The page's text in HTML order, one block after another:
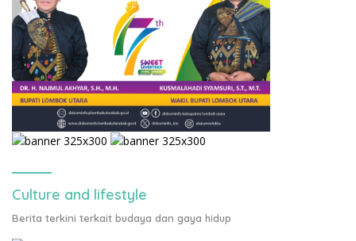
Culture and lifestyle
Berita terkini terkait budaya dan gaya hidup